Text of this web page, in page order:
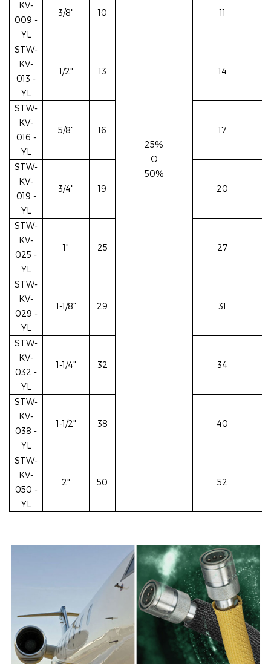
25%
O
50%
KV-
009 -
YL
3/8" 10 11
STW-
KV-
013 -
YL
1/2" 13 14
STW-
KV-
016 -
YL
5/8" 16 17
STW-
KV-
019 -
YL
3/4" 19 20
STW-
KV-
025 -
YL
1" 25 27
STW-
KV-
029 -
YL
1-1/8" 29 31
STW-
KV-
032 -
YL
1-1/4" 32 34
STW-
KV-
038 -
YL
1-1/2" 38 40
STW-
KV-
050 -
YL
2" 50 52